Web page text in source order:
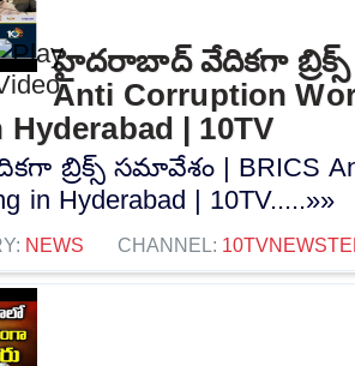
హైదరాబాద్ వేదికగా బ్రిక్స్
Anti Corruption
| 10TV
బ్రిక్స్ సమావేశం | BRICS
in Hyderabad | 10TV.....»»
NEWS CHANNEL: